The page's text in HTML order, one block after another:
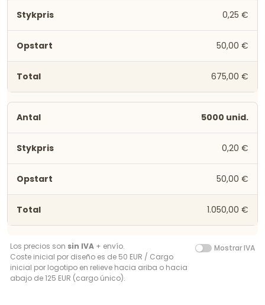
0,25 €
50,00 €
675,00 €
5000 unid.
0,20 €
50,00 €
1.050,00 €
Los precios son sin IVA + envío.
Coste inicial por diseño es de 50 EUR / Cargo
inicial por logotipo en relieve hacia ariba o hacia
abajo de 125 EUR (cargo único).
Mostrar IVA